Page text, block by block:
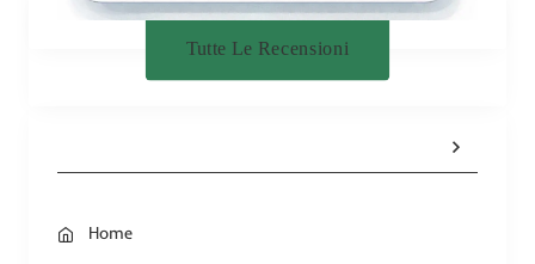
Tutte Le Recensioni
Home